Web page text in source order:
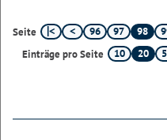
Seite 96 97 98
Einträge pro Seite
10 20